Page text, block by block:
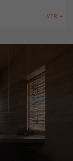
VER +